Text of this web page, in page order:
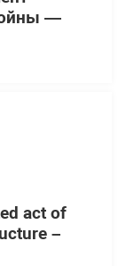
—
act of
–